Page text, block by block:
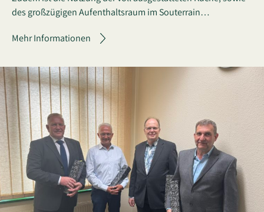
des großzügigen Aufenthaltsraum im Souterrain…
Mehr Informationen